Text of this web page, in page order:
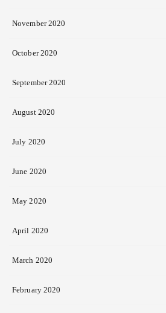
November 2020
October 2020
September 2020
August 2020
July 2020
June 2020
May 2020
April 2020
March 2020
February 2020